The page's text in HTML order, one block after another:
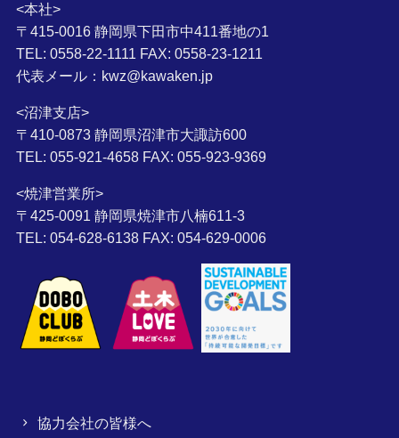
<本社>
〒415-0016 静岡県下田市中411番地の1
TEL: 0558-22-1111 FAX: 0558-23-1211
代表メール：kwz@kawaken.jp
<沼津支店>
〒410-0873 静岡県沼津市大諏訪600
TEL: 055-921-4658 FAX: 055-923-9369
<焼津営業所>
〒425-0091 静岡県焼津市八楠611-3
TEL: 054-628-6138 FAX: 054-629-0006
協力会社の皆様へ